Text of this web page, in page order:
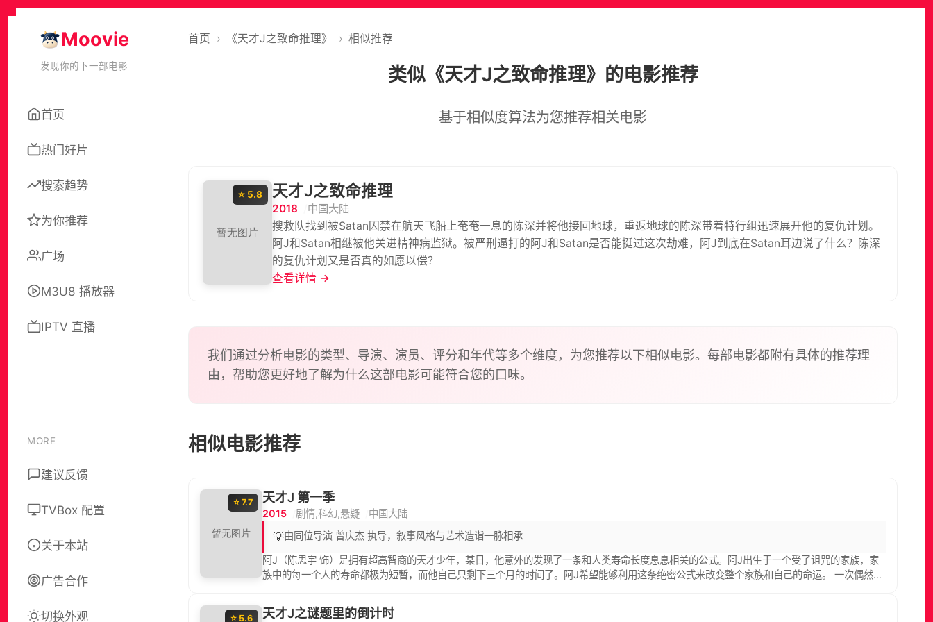
Moovie
发现你的下一部电影
首页
热门好片
搜索趋势
为你推荐
广场
M3U8 播放器
IPTV 直播
MORE
建议反馈
TVBox 配置
关于本站
广告合作
切换外观
首页 › 《天才J之致命推理》 › 相似推荐
类似《天才J之致命推理》的电影推荐
基于相似度算法为您推荐相关电影
⭐ 5.8 天才J之致命推理
2018
中国大陆
搜救队找到被Satan囚禁在航天飞船上奄奄一息的陈深并将他接回地球，重返地球的陈深带着特行组迅速展开他的复仇计划。
阿J和Satan相继被他关进精神病监狱。被严刑逼打的阿J和Satan是否能挺过这次劫难，阿J到底在Satan耳边说了什么？陈深
的复仇计划又是否真的如愿以偿？
查看详情 →
我们通过分析电影的类型、导演、演员、评分和年代等多个维度，为您推荐以下相似电影。每部电影都附有具体的推荐理
由，帮助您更好地了解为什么这部电影可能符合您的口味。
相似电影推荐
⭐ 7.7 天才J 第一季
2015 剧情,科幻,悬疑 中国大陆
💡由同位导演 曾庆杰 执导，叙事风格与艺术造诣一脉相承
阿J（陈思宇 饰）是拥有超高智商的天才少年，某日，他意外的发现了一条和人类寿命长度息息相关的公式。阿J出生于一个受了诅咒的家族，家
族中的每一个人的寿命都极为短暂，而他自己只剩下三个月的时间了。阿J希望能够利用这条绝密公式来改变整个家族和自己的命运。 一次偶然
受寿命公式限制的人类，与此同时，一位名叫Satan（小夕 饰）的神秘人浮出水面，冷酷邪恶的他向阿J发出了挑战，赌注竟然是无辜之人的性
命。
⭐ 5.6 天才J之谜题里的倒计时